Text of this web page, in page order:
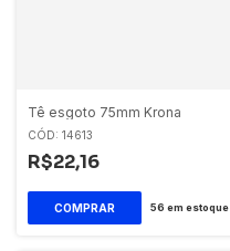
Tê esgoto 75mm Krona
CÓD: 14613
R$22,16
56 em estoque